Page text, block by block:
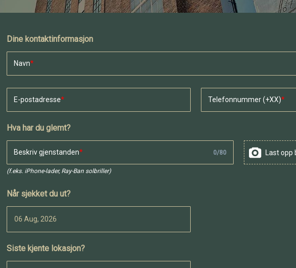
Dine kontaktinformasjon
Navn
E-postadresse Telefonnummer (+XX)
Hva har du glemt?
Beskriv gjenstanden 0/80 Last opp
(f.eks. iPhone-lader, Ray-Ban solbriller)
Når sjekket du ut?
Siste kjente lokasjon?